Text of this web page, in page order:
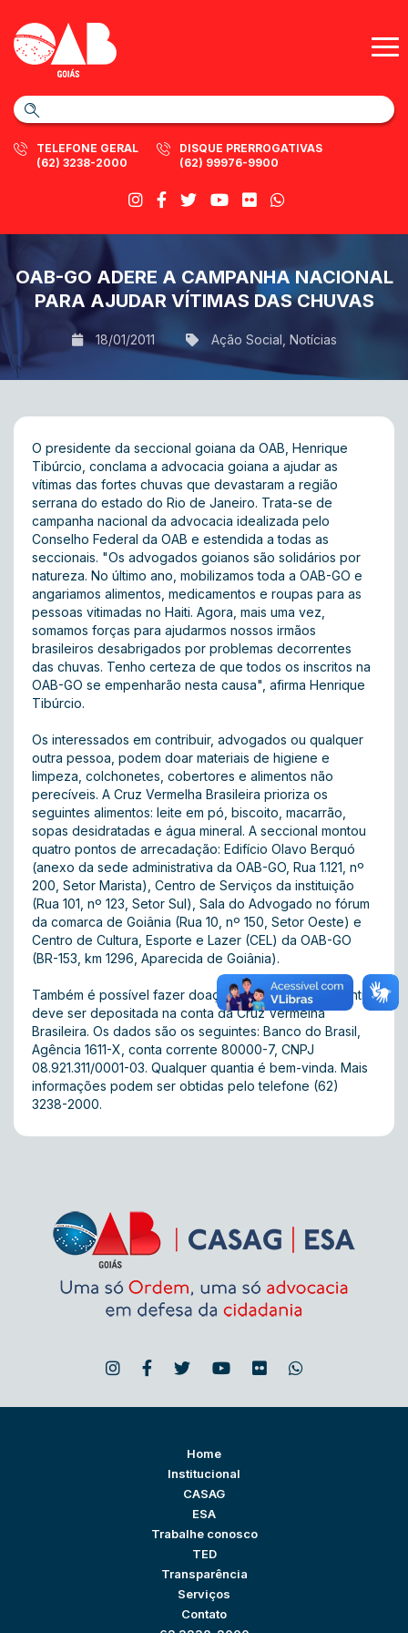
TELEFONE GERAL
(62) 3238-2000
DISQUE PRERROGATIVAS
(62) 99976-9900
OAB-GO ADERE A CAMPANHA NACIONAL
PARA AJUDAR VÍTIMAS DAS CHUVAS
18/01/2011 Ação Social Notícias
O presidente da seccional goiana da OAB, Henrique
Tibúrcio, conclama a advocacia goiana a ajudar as
vítimas das fortes chuvas que devastaram a região
serrana do estado do Rio de Janeiro. Trata-se de
campanha nacional da advocacia idealizada pelo
Conselho Federal da OAB e estendida a todas as
seccionais. "Os advogados goianos são solidários por
natureza. No último ano, mobilizamos toda a OAB-GO e
angariamos alimentos, medicamentos e roupas para as
pessoas vitimadas no Haiti. Agora, mais uma vez,
somamos forças para ajudarmos nossos irmãos
brasileiros desabrigados por problemas decorrentes
das chuvas. Tenho certeza de que todos os inscritos na
OAB-GO se empenharão nesta causa", afirma Henrique
Tibúrcio.
Os interessados em contribuir, advogados ou qualquer
outra pessoa, podem doar materiais de higiene e
limpeza, colchonetes, cobertores e alimentos não
perecíveis. A Cruz Vermelha Brasileira prioriza os
seguintes alimentos: leite em pó, biscoito, macarrão,
sopas desidratadas e água mineral. A seccional montou
quatro pontos de arrecadação: Edifício Olavo Berquó
(anexo da sede administrativa da OAB-GO, Rua 1.121, nº
200, Setor Marista), Centro de Serviços da instituição
(Rua 101, nº 123, Setor Sul), Sala do Advogado no fórum
da comarca de Goiânia (Rua 10, nº 150, Setor Oeste) e
Centro de Cultura, Esporte e Lazer (CEL) da OAB-GO
(BR-153, km 1296, Aparecida de Goiânia).
Também é possível fazer doação em dinheiro. A quantia
deve ser depositada na conta da Cruz Vermelha
Brasileira. Os dados são os seguintes: Banco do Brasil,
Agência 1611-X, conta corrente 80000-7, CNPJ
08.921.311/0001-03. Qualquer quantia é bem-vinda. Mais
informações podem ser obtidas pelo telefone (62)
3238-2000.
Home
Institucional
CASAG
ESA
Trabalhe conosco
TED
Transparência
Serviços
Contato